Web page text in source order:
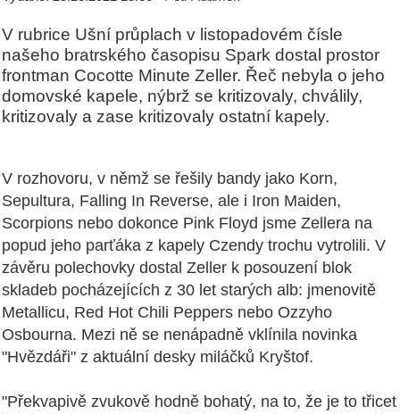
V rubrice Ušní průplach v listopadovém čísle
našeho bratrského časopisu Spark dostal prostor
frontman Cocotte Minute Zeller. Řeč nebyla o jeho
domovské kapele, nýbrž se kritizovaly, chválily,
kritizovaly a zase kritizovaly ostatní kapely.
V rozhovoru, v němž se řešily bandy jako Korn,
Sepultura, Falling In Reverse, ale i Iron Maiden,
Scorpions nebo dokonce Pink Floyd jsme Zellera na
popud jeho parťáka z kapely Czendy trochu vytrolili. V
závěru polechovky dostal Zeller k posouzení blok
skladeb pocházejících z 30 let starých alb: jmenovitě
Metallicu, Red Hot Chili Peppers nebo Ozzyho
Osbourna. Mezi ně se nenápadně vklínila novinka
"Hvězdáři" z aktuální desky miláčků Kryštof.
"Překvapivě zvukově hodně bohatý, na to, že je to třicet